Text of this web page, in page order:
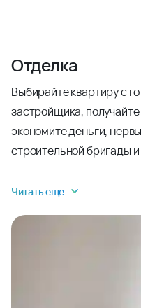
Отделка
Выбирайте квартиру с
застройщика,
экономите деньги,
строительной бригады
Читать еще